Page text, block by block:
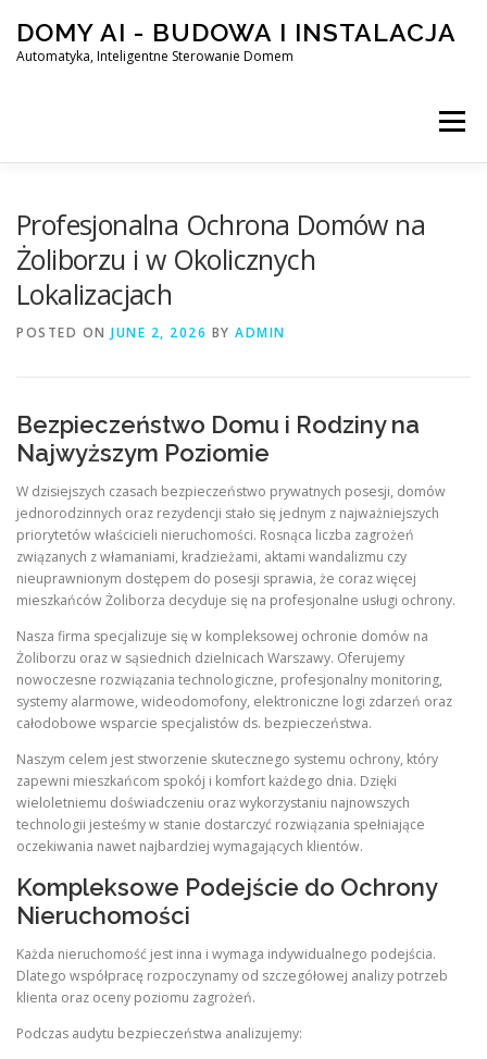
content
DOMY AI - BUDOWA I INSTALACJA
Automatyka, Inteligentne Sterowanie Domem
Menu
SMART DOM AI – AUTOMATYKA, INTELIGENTNE
Profesjonalna Ochrona Domów na
Żoliborzu i w Okolicznych
Lokalizacjach
POSTED ON JUNE 2, 2026 BY ADMIN
Bezpieczeństwo Domu i Rodziny na
Najwyższym Poziomie
W dzisiejszych czasach bezpieczeństwo prywatnych posesji, domów
jednorodzinnych oraz rezydencji stało się jednym z najważniejszych
priorytetów właścicieli nieruchomości. Rosnąca liczba zagrożeń
związanych z włamaniami, kradzieżami, aktami wandalizmu czy
nieuprawnionym dostępem do posesji sprawia, że coraz więcej
mieszkańców Żoliborza decyduje się na profesjonalne usługi ochrony.
Nasza firma specjalizuje się w kompleksowej ochronie domów na
Żoliborzu oraz w sąsiednich dzielnicach Warszawy. Oferujemy
nowoczesne rozwiązania technologiczne, profesjonalny monitoring,
systemy alarmowe, wideodomofony, elektroniczne logi zdarzeń oraz
całodobowe wsparcie specjalistów ds. bezpieczeństwa.
Naszym celem jest stworzenie skutecznego systemu ochrony, który
zapewni mieszkańcom spokój i komfort każdego dnia. Dzięki
wieloletniemu doświadczeniu oraz wykorzystaniu najnowszych
technologii jesteśmy w stanie dostarczyć rozwiązania spełniające
oczekiwania nawet najbardziej wymagających klientów.
Kompleksowe Podejście do Ochrony
Nieruchomości
Każda nieruchomość jest inna i wymaga indywidualnego podejścia.
Dlatego współpracę rozpoczynamy od szczegółowej analizy potrzeb
klienta oraz oceny poziomu zagrożeń.
Podczas audytu bezpieczeństwa analizujemy: